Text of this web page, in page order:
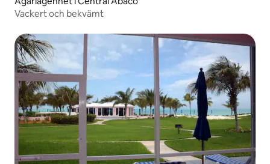
Vackert och bekvämt